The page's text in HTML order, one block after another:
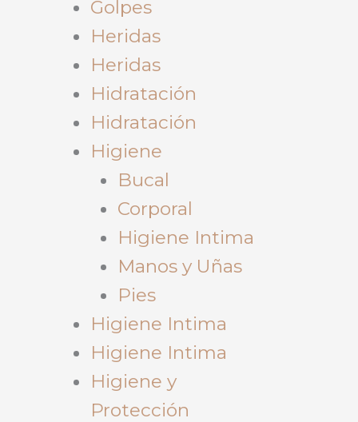
Golpes
Heridas
Heridas
Hidratación
Hidratación
Higiene
Bucal
Corporal
Higiene Intima
Manos y Uñas
Pies
Higiene Intima
Higiene Intima
Higiene y
Protección